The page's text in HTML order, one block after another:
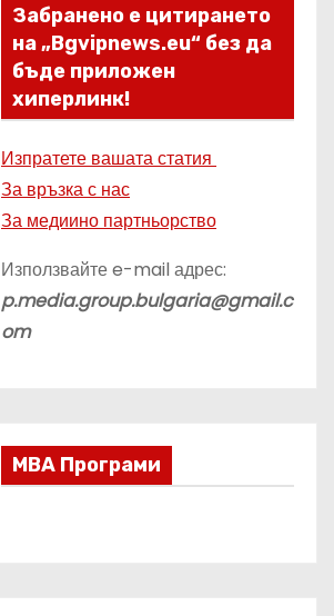
Забранено е цитирането
на „Bgvipnews.eu“ без да
бъде приложен
хиперлинк!
Изпратете вашата статия
За връзка с нас
За медиино партньорство
Използвайте e-mail адрес:
p.media.group.bulgaria@gmail.c
om
МВА Програми